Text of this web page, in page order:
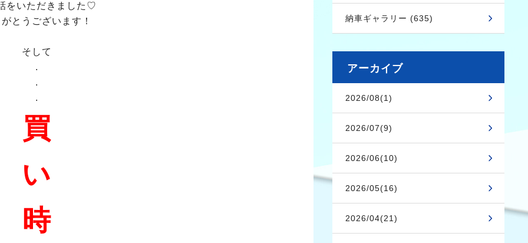
をいただきました♡
とうございます！
そして
.
.
.
買
い
時
納車ギャラリー (635)
アーカイブ
2026/08(1)
2026/07(9)
2026/06(10)
2026/05(16)
2026/04(21)